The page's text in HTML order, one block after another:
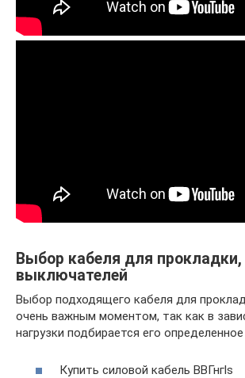
Выбор кабеля для прокладки,
выключателей
Выбор подходящего кабеля для
очень важным моментом, так как в
нагрузки подбирается его
Купить силовой кабель ВВГнгls